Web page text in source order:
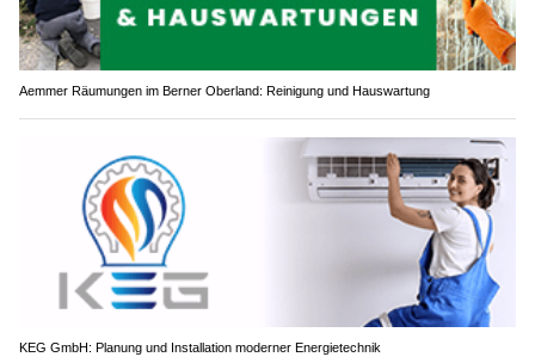
Aemmer Räumungen im Berner Oberland: Reinigung und Hauswartung
KEG GmbH: Planung und Installation moderner Energietechnik